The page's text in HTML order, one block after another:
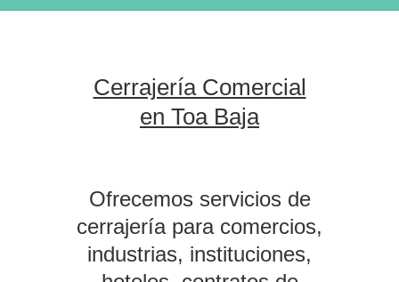
Cerrajería Comercial
en Toa Baja
Ofrecemos servicios de
cerrajería para comercios,
industrias, instituciones,